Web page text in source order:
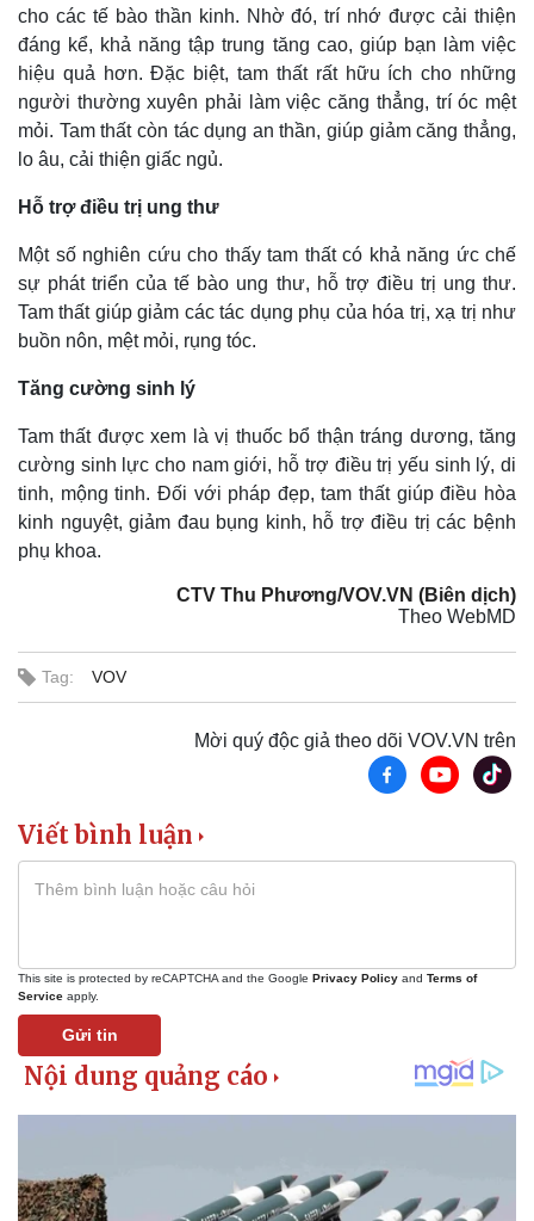
Thể thao
Hậu trường
Ô tô - Xe máy
Ô tô
Xe máy
cho các tế bào thần kinh. Nhờ đó, trí nhớ được cải thiện
đáng kể, khả năng tập trung tăng cao, giúp bạn làm việc
hiệu quả hơn. Đặc biệt, tam thất rất hữu ích cho những
người thường xuyên phải làm việc căng thẳng, trí óc mệt
mỏi. Tam thất còn tác dụng an thần, giúp giảm căng thẳng,
lo âu, cải thiện giấc ngủ.
Hỗ trợ điều trị ung thư
Một số nghiên cứu cho thấy tam thất có khả năng ức chế
sự phát triển của tế bào ung thư, hỗ trợ điều trị ung thư.
Tam thất giúp giảm các tác dụng phụ của hóa trị, xạ trị như
buồn nôn, mệt mỏi, rụng tóc.
Tăng cường sinh lý
Tam thất được xem là vị thuốc bổ thận tráng dương, tăng
cường sinh lực cho nam giới, hỗ trợ điều trị yếu sinh lý, di
tinh, mộng tinh. Đối với pháp đẹp, tam thất giúp điều hòa
kinh nguyệt, giảm đau bụng kinh, hỗ trợ điều trị các bệnh
phụ khoa.
CTV Thu Phương/VOV.VN (Biên dịch)
Theo WebMD
Tag: VOV
Mời quý độc giả theo dõi VOV.VN trên
Viết bình luận
This site is protected by reCAPTCHA and the Google Privacy Policy and Terms of
Service apply.
Gửi tin